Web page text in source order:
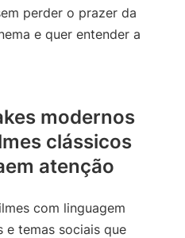
perder o prazer da
e quer entender a
modernos
clássicos
atenção
com linguagem
e temas sociais que